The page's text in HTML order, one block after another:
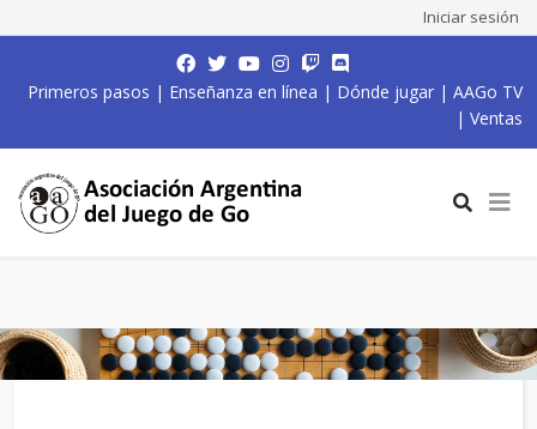
Iniciar sesión
Primeros pasos | Enseñanza en línea | Dónde jugar | AAGo TV
| Ventas